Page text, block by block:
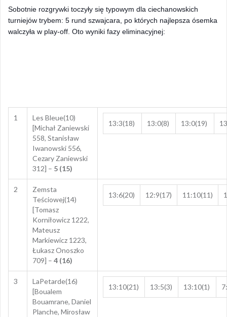
Sobotnie rozgrywki toczyły się typowym dla ciechanowskich
turniejów trybem: 5 rund szwajcara, po których najlepsza ósemka
walczyła w play-off. Oto wyniki fazy eliminacyjnej:
1
Les Bleue(10)
[Michał Zaniewski
558, Stanisław
Iwanowski 556,
Cezary Zaniewski
312] – 5 (15)
13:3(18) 13:0(8) 13:0(19)
2
Zemsta
Teściowej(14)
[Tomasz
Korniłowicz 1222,
Mateusz
Markiewicz 1223,
Łukasz Onoszko
709] – 4 (16)
13:6(20) 12:9(17) 11:10(11)
3
LaPetarde(16)
[Boualem
Bouamrane, Daniel
Planche, Mirosław
13:10(21) 13:5(3) 13:10(1)